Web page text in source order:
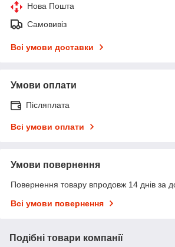
Нова Пошта
Самовивіз
Всі умови доставки
Умови оплати
Післяплата
Всі умови оплати
Умови повернення
Повернення товару впродовж 14 днів за
Всі умови повернення
Подібні товари компанії